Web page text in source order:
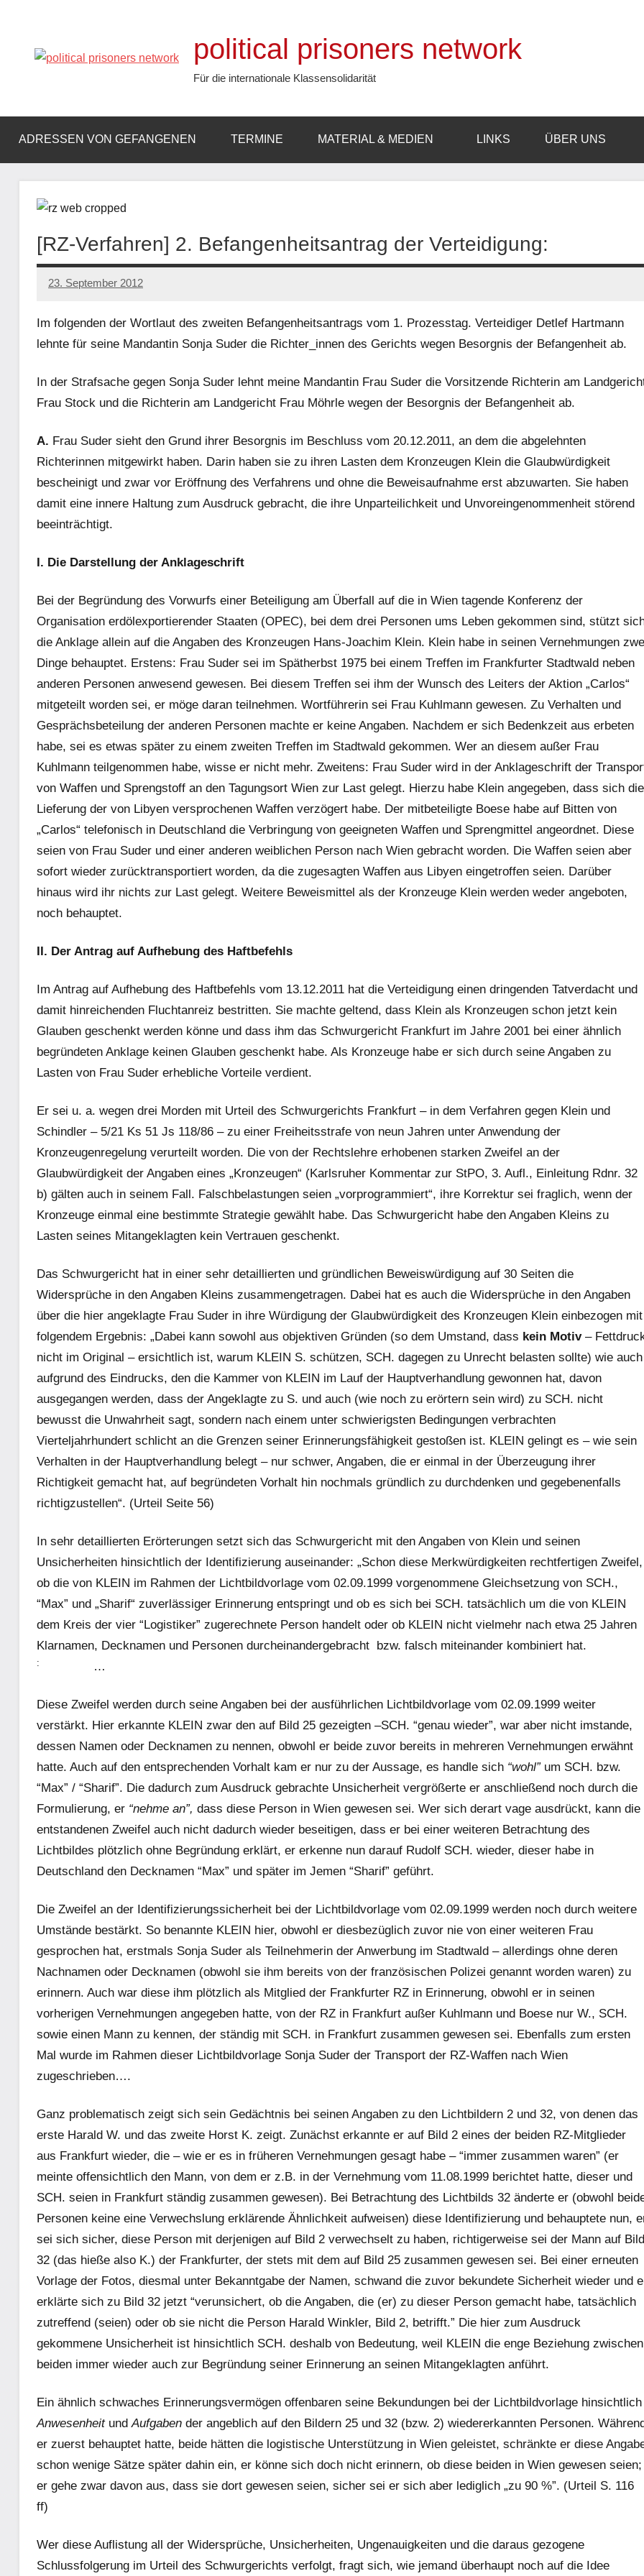
springen
political prisoners network
Für die internationale Klassensolidarität
ADRESSEN VON GEFANGENEN TERMINE MATERIAL & MEDIEN LINKS ÜBER UNS
[RZ-Verfahren] 2. Befangenheitsantrag der Verteidigung:
23. September 2012
admin
Im folgenden der Wortlaut des zweiten Befangenheitsantrags vom 1. Prozesstag. Verteidiger Detlef Hartmann
lehnte für seine Mandantin Sonja Suder die Richter_innen des Gerichts wegen Besorgnis der Befangenheit ab.
In der Strafsache gegen Sonja Suder lehnt meine Mandantin Frau Suder die Vorsitzende Richterin am
Frau Stock und die Richterin am Landgericht Frau Möhrle wegen der Besorgnis der Befangenheit ab.
A. Frau Suder sieht den Grund ihrer Besorgnis im Beschluss vom 20.12.2011, an dem die abgelehnten
Richterinnen mitgewirkt haben. Darin haben sie zu ihren Lasten dem Kronzeugen Klein die Glaubwürdigkeit
bescheinigt und zwar vor Eröffnung des Verfahrens und ohne die Beweisaufnahme erst abzuwarten. Sie haben
damit eine innere Haltung zum Ausdruck gebracht, die ihre Unparteilichkeit und Unvoreingenommenheit störend
beeinträchtigt.
I. Die Darstellung der Anklageschrift
Bei der Begründung des Vorwurfs einer Beteiligung am Überfall auf die in Wien tagende Konferenz der
Organisation erdölexportierender Staaten (OPEC), bei dem drei Personen ums Leben gekommen sind, stützt
die Anklage allein auf die Angaben des Kronzeugen Hans-Joachim Klein. Klein habe in seinen Vernehmungen
Dinge behauptet. Erstens: Frau Suder sei im Spätherbst 1975 bei einem Treffen im Frankfurter Stadtwald neben
anderen Personen anwesend gewesen. Bei diesem Treffen sei ihm der Wunsch des Leiters der Aktion „Carlos“
mitgeteilt worden sei, er möge daran teilnehmen. Wortführerin sei Frau Kuhlmann gewesen. Zu Verhalten und
Gesprächsbeteilung der anderen Personen machte er keine Angaben. Nachdem er sich Bedenkzeit aus erbeten
habe, sei es etwas später zu einem zweiten Treffen im Stadtwald gekommen. Wer an diesem außer Frau
Kuhlmann teilgenommen habe, wisse er nicht mehr. Zweitens: Frau Suder wird in der Anklageschrift der
von Waffen und Sprengstoff an den Tagungsort Wien zur Last gelegt. Hierzu habe Klein angegeben, dass sich die
Lieferung der von Libyen versprochenen Waffen verzögert habe. Der mitbeteiligte Boese habe auf Bitten von
„Carlos“ telefonisch in Deutschland die Verbringung von geeigneten Waffen und Sprengmittel angeordnet. Diese
seien von Frau Suder und einer anderen weiblichen Person nach Wien gebracht worden. Die Waffen seien aber
sofort wieder zurücktransportiert worden, da die zugesagten Waffen aus Libyen eingetroffen seien. Darüber
hinaus wird ihr nichts zur Last gelegt. Weitere Beweismittel als der Kronzeuge Klein werden weder angeboten,
noch behauptet.
II. Der Antrag auf Aufhebung des Haftbefehls
Im Antrag auf Aufhebung des Haftbefehls vom 13.12.2011 hat die Verteidigung einen dringenden Tatverdacht und
damit hinreichenden Fluchtanreiz bestritten. Sie machte geltend, dass Klein als Kronzeugen schon jetzt kein
Glauben geschenkt werden könne und dass ihm das Schwurgericht Frankfurt im Jahre 2001 bei einer ähnlich
begründeten Anklage keinen Glauben geschenkt habe. Als Kronzeuge habe er sich durch seine Angaben zu
Lasten von Frau Suder erhebliche Vorteile verdient.
Er sei u. a. wegen drei Morden mit Urteil des Schwurgerichts Frankfurt – in dem Verfahren gegen Klein und
Schindler – 5/21 Ks 51 Js 118/86 – zu einer Freiheitsstrafe von neun Jahren unter Anwendung der
Kronzeugenregelung verurteilt worden. Die von der Rechtslehre erhobenen starken Zweifel an der
Glaubwürdigkeit der Angaben eines „Kronzeugen“ (Karlsruher Kommentar zur StPO, 3. Aufl., Einleitung Rdnr. 32
b) gälten auch in seinem Fall. Falschbelastungen seien „vorprogrammiert“, ihre Korrektur sei fraglich, wenn der
Kronzeuge einmal eine bestimmte Strategie gewählt habe. Das Schwurgericht habe den Angaben Kleins zu
Lasten seines Mitangeklagten kein Vertrauen geschenkt.
Das Schwurgericht hat in einer sehr detaillierten und gründlichen Beweiswürdigung auf 30 Seiten die
Widersprüche in den Angaben Kleins zusammengetragen. Dabei hat es auch die Widersprüche in den Angaben
über die hier angeklagte Frau Suder in ihre Würdigung der Glaubwürdigkeit des Kronzeugen Klein einbezogen mit
folgendem Ergebnis: „Dabei kann sowohl aus objektiven Gründen (so dem Umstand, dass kein Motiv–
nicht im Original – ersichtlich ist, warum KLEIN S. schützen, SCH. dagegen zu Unrecht belasten sollte) wie auch
aufgrund des Eindrucks, den die Kammer von KLEIN im Lauf der Hauptverhandlung gewonnen hat, davon
ausgegangen werden, dass der Angeklagte zu S. und auch (wie noch zu erörtern sein wird) zu SCH. nicht
bewusst die Unwahrheit sagt, sondern nach einem unter schwierigsten Bedingungen verbrachten
Vierteljahrhundert schlicht an die Grenzen seiner Erinnerungsfähigkeit gestoßen ist. KLEIN gelingt es – wie sein
Verhalten in der Hauptverhandlung belegt – nur schwer, Angaben, die er einmal in der Überzeugung ihrer
Richtigkeit gemacht hat, auf begründeten Vorhalt hin nochmals gründlich zu durchdenken und gegebenenfalls
richtigzustellen“. (Urteil Seite 56)
In sehr detaillierten Erörterungen setzt sich das Schwurgericht mit den Angaben von Klein und seinen
Unsicherheiten hinsichtlich der Identifizierung auseinander: „Schon diese Merkwürdigkeiten rechtfertigen Zweifel,
ob die von KLEIN im Rahmen der Lichtbildvorlage vom 02.09.1999 vorgenom­mene Gleichsetzung von SCH.,
“Max” und „Sharif“ zuverläs­siger Erinnerung entspringt und ob es sich bei SCH. tatsäch­lich um die von KLEIN
dem Kreis der vier “Logistiker” zugerechnete Person handelt oder ob KLEIN nicht vielmehr nach etwa 25 Jahren
Klarnamen, Decknamen und Personen durcheinandergebracht bzw. falsch miteinander kombiniert hat.
: …
Diese Zweifel werden durch seine Angaben bei der ausführlichen Lichtbildvorlage vom 02.09.1999 weiter
verstärkt. Hier erkannte KLEIN zwar den auf Bild 25 gezeigten –SCH. “genau wieder”, war aber nicht imstande,
dessen Namen oder Decknamen zu nen­nen, obwohl er beide zuvor bereits in mehreren Vernehmungen er­wähnt
hatte. Auch auf den entsprechenden Vorhalt kam er nur zu der Aussage, es handle sich “wohl”um SCH. bzw.
“Max” / “Sharif”. Die dadurch zum Ausdruck gebrachte Unsicherheit vergrößerte er anschließend noch durch die
Formulierung, er “nehme an”, dass diese Person in Wien gewesen sei. Wer sich derart vage ausdrückt, kann die
entstandenen Zweifel auch nicht dadurch wieder beseitigen, dass er bei einer weiteren Betrachtung des
Lichtbildes plötzlich ohne Begründung erklärt, er erkenne nun darauf Rudolf SCH. wie­der, dieser habe in
Deutschland den Decknamen “Max” und später im Jemen “Sharif” geführt.
Die Zweifel an der Identifizierungssicherheit bei der Lichtbildvorlage vom 02.09.1999 werden noch durch weitere
Umstände bestärkt. So benannte KLEIN hier, obwohl er diesbezüglich zuvor nie von einer weiteren Frau
gesprochen hat, erstmals Sonja Suder als Teilnehme­rin der Anwerbung im Stadtwald – allerdings ohne deren
Nachnamen oder Decknamen (obwohl sie ihm bereits von der französischen Poli­zei genannt worden waren) zu
erinnern. Auch war diese ihm plötzlich als Mitglied der Frankfurter RZ in Erinnerung, obwohl er in seinen
vorherigen Vernehmungen angegeben hatte, von der RZ in Frankfurt außer Kuhlmann und Boese nur W., SCH.
sowie einen Mann zu kennen, der ständig mit SCH. in Frankfurt zusam­men gewesen sei. Ebenfalls zum ersten
Mal wurde im Rahmen dieser Lichtbildvorlage Sonja Suder der Transport der RZ-Waffen nach Wien
zugeschrieben….
Ganz problematisch zeigt sich sein Gedächtnis bei seinen Angaben zu den Lichtbildern 2 und 32, von denen das
erste Harald W. und das zweite Horst K. zeigt. Zunächst erkannte er auf Bild 2 eines der beiden RZ-Mitglieder
aus Frankfurt wieder, die – wie er es in früheren Vernehmungen gesagt habe – “immer zusammen waren” (er
meinte offensichtlich den Mann, von dem er z.B. in der Verneh­mung vom 11.08.1999 berichtet hatte, dieser und
SCH. seien in Frankfurt ständig zusammen gewesen). Bei Betrachtung des Lichtbilds 32 änderte er (obwohl
Personen keine eine Ver­wechslung erklärende Ähnlichkeit aufweisen) diese Identifizierung und behauptete nun,
sei sich sicher, diese Person mit derjenigen auf Bild 2 verwechselt zu haben, richtigerweise sei der Mann auf Bild
32 (das hieße also K.) der Frankfurter, der stets mit dem auf Bild 25 zusammen gewesen sei. Bei einer erneuten
Vorlage der Fo­tos, diesmal unter Bekanntgabe der Namen, schwand die zuvor be­kundete Sicherheit wieder und
erklärte sich zu Bild 32 jetzt “verunsichert, ob die Angaben, die (er) zu dieser Person gemacht habe, tatsächlich
zutreffend (seien) oder ob sie nicht die Person Harald Winkler, Bild 2, betrifft.” Die hier zum Ausdruck
gekommene Unsicherheit ist hinsichtlich SCH. deshalb von Bedeutung, weil KLEIN die enge Beziehung zwischen
beiden immer wieder auch zur Begründung seiner Erinnerung an seinen Mitangeklagten anführt.
Ein ähnlich schwaches Erinnerungsvermögen offenbaren seine Bekundungen bei der Lichtbildvorlage hinsichtlich
AnwesenheitundAufgaben der angeblich auf den Bildern 25 und 32 (bzw. 2) wieder­erkannten Personen.
er zuerst behauptet hatte, beide hät­ten die logistische Unterstützung in Wien geleistet, schränkte er die­se
schon wenige Sätze später dahin ein, er könne sich doch nicht erinnern, ob diese beiden in Wien gewesen seien;
er gehe zwar davon aus, dass sie dort gewesen seien, sicher sei er sich aber ledig­lich „zu 90 %”. (Urteil S. 116
ff)
Wer diese Auflistung all der Widersprüche, Unsicherheiten, Ungenauigkeiten und die daraus gezogene
Schlussfolgerung im Urteil des Schwurgerichts verfolgt, fragt sich, wie jemand überhaupt noch auf die Idee